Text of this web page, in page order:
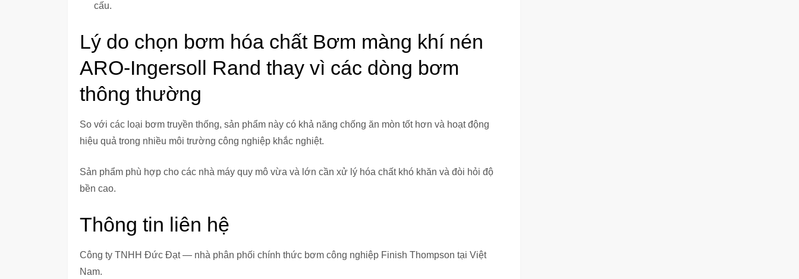
cấu.
Lý do chọn bơm hóa chất Bơm màng khí nén
ARO-Ingersoll Rand thay vì các dòng bơm
thông thường
So với các loại bơm truyền thống, sản phẩm này có khả năng chống ăn mòn tốt hơn và hoạt động
hiệu quả trong nhiều môi trường công nghiệp khắc nghiệt.
Sản phẩm phù hợp cho các nhà máy quy mô vừa và lớn cần xử lý hóa chất khó khăn và đòi hỏi độ
bền cao.
Thông tin liên hệ
Công ty TNHH Đức Đạt — nhà phân phối chính thức bơm công nghiệp Finish Thompson tại Việt
Nam.